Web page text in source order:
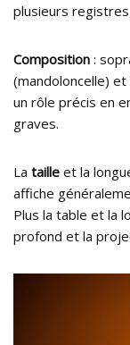
plusieurs
Composition :
(mandoloncelle)
un rôle précis en
graves.
La taille et la
affiche
Plus la table et la
profond et la